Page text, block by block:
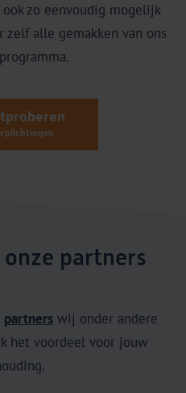
zo eenvoudig mogelijk
zelf alle gemakken van ons
partners
partnerswij onder andere
het voordeel voor jouw